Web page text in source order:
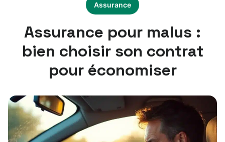
Assurance
Assurance pour malus :
bien choisir son contrat
pour économiser